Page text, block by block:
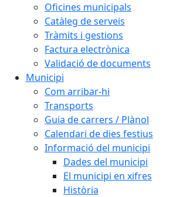
Oficines municipals
Catàleg de serveis
Tràmits i gestions
Factura electrònica
Validació de documents
Municipi
Com arribar-hi
Transports
Guia de carrers / Plànol
Calendari de dies festius
Informació del municipi
Dades del municipi
El municipi en xifres
Història